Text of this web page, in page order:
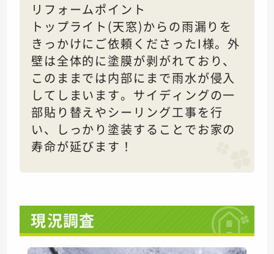
リフォームポイント
トップライト(天窓)からの雨漏りを
きっかけにご依頼くださったI様。外
壁は全体的に塗膜が剥がれており、
このままでは内部にまで雨水が侵入
してしまいます。サイディングの一
部貼り替えやシーリング工事を行
い、しっかり塗装することでお家の
寿命が延びます！
現況調査